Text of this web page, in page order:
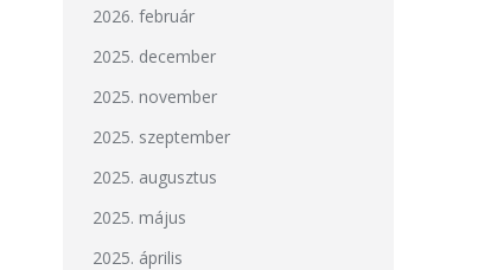
2026. február
2025. december
2025. november
2025. szeptember
2025. augusztus
2025. május
2025. április